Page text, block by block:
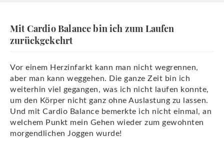
Mit Cardio Balance bin ich zum Laufen
zurückgekehrt
Vor einem Herzinfarkt kann man nicht wegrennen,
aber man kann weggehen. Die ganze Zeit bin ich
weiterhin viel gegangen, was ich nicht laufen konnte,
um den Körper nicht ganz ohne Auslastung zu lassen.
Und mit Cardio Balance bemerkte ich nicht einmal, an
welchem Punkt mein Gehen wieder zum gewohnten
morgendlichen Joggen wurde!